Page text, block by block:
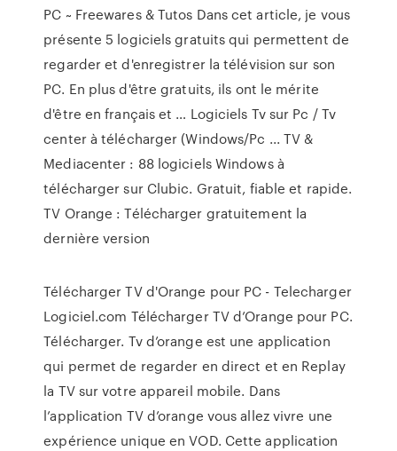
PC ~ Freewares & Tutos Dans cet article, je vous
présente 5 logiciels gratuits qui permettent de
regarder et d'enregistrer la télévision sur son
PC. En plus d'être gratuits, ils ont le mérite
d'être en français et … Logiciels Tv sur Pc / Tv
center à télécharger (Windows/Pc ... TV &
Mediacenter : 88 logiciels Windows à
télécharger sur Clubic. Gratuit, fiable et rapide.
TV Orange : Télécharger gratuitement la
dernière version
Télécharger TV d'Orange pour PC - Telecharger
Logiciel.com Télécharger TV d’Orange pour PC.
Télécharger. Tv d’orange est une application
qui permet de regarder en direct et en Replay
la TV sur votre appareil mobile. Dans
l’application TV d’orange vous allez vivre une
expérience unique en VOD. Cette application